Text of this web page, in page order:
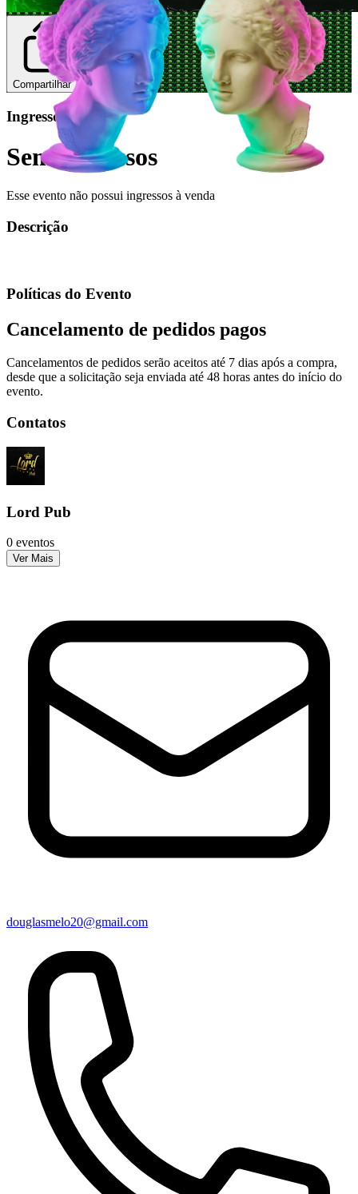
Compartilhar
Ingressos
Sem ingressos
Esse evento não possui ingressos à venda
Descrição
Políticas do Evento
Cancelamento de pedidos pagos
Cancelamentos de pedidos serão aceitos até 7 dias após a compra,
desde que a solicitação seja enviada até 48 horas antes do início do
evento.
Contatos
Lord Pub
0 eventos
Ver Mais
douglasmelo20@gmail.com